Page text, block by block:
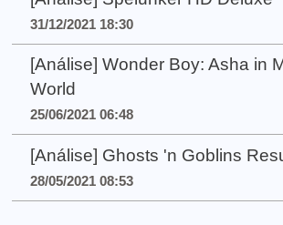
31/12/2021 18:30
[Análise] Wonder Boy: Asha in
World
25/06/2021 06:48
[Análise] Ghosts 'n Goblins
28/05/2021 08:53